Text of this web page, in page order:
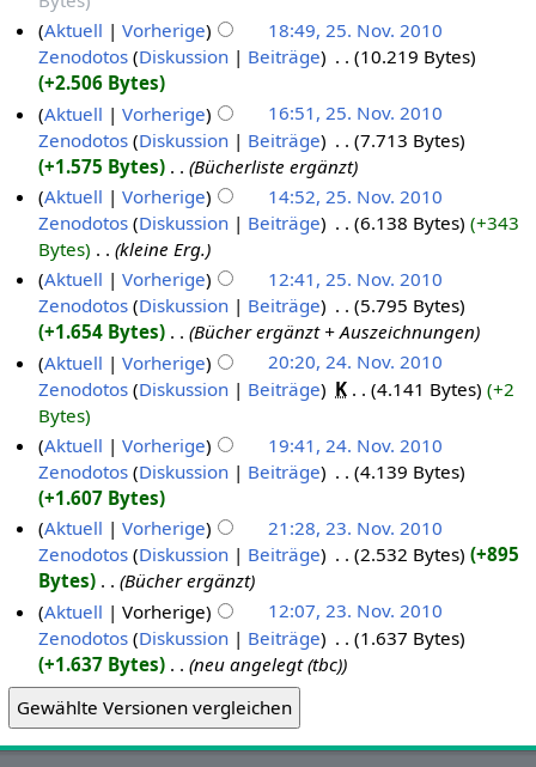
Aktuell
Vorherige
18:49, 25. Nov. 2010
Zenodotos Diskussion Beiträge
10.219 Bytes
+2.506 Bytes
Aktuell
Vorherige
16:51, 25. Nov. 2010
Zenodotos Diskussion Beiträge
7.713 Bytes
+1.575 Bytes
Bücherliste ergänzt
Aktuell
Vorherige
14:52, 25. Nov. 2010
Zenodotos Diskussion Beiträge 6.138 Bytes
+343
Bytes
kleine Erg.
Aktuell
Vorherige
12:41, 25. Nov. 2010
Zenodotos Diskussion Beiträge
5.795 Bytes
+1.654 Bytes
Bücher ergänzt + Auszeichnungen
Aktuell
Vorherige
20:20, 24. Nov. 2010
Zenodotos Diskussion Beiträge K 4.141 Bytes
+2
Bytes
Aktuell
Vorherige
19:41, 24. Nov. 2010
Zenodotos Diskussion Beiträge
4.139 Bytes
+1.607 Bytes
Aktuell
Vorherige
21:28, 23. Nov. 2010
Zenodotos Diskussion Beiträge 2.532 Bytes
+895
Bytes
Bücher ergänzt
Aktuell
Vorherige
12:07, 23. Nov. 2010
Zenodotos Diskussion Beiträge
1.637 Bytes
+1.637 Bytes
neu angelegt (tbc)